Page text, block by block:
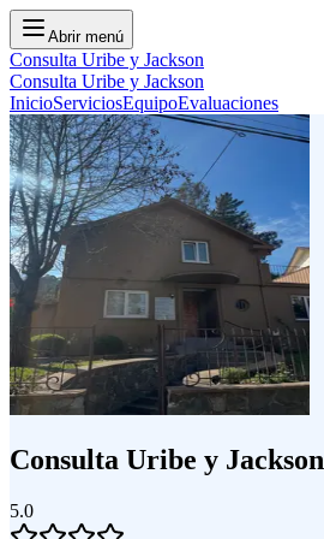
Abrir menú
Consulta Uribe y Jackson
Consulta Uribe y Jackson
InicioServiciosEquipoEvaluaciones
Consulta Uribe y Jackson
5.0